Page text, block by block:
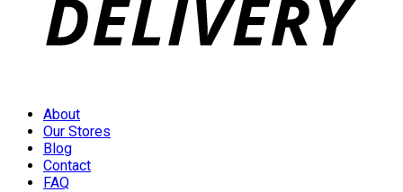
About
Our Stores
Blog
Contact
FAQ